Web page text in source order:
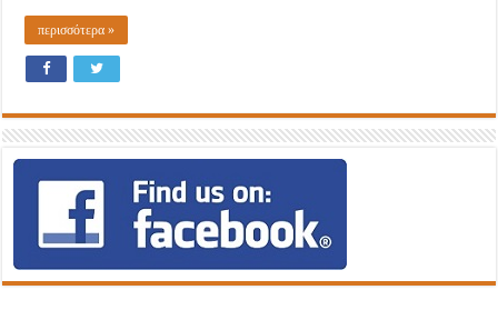
περισσότερα »